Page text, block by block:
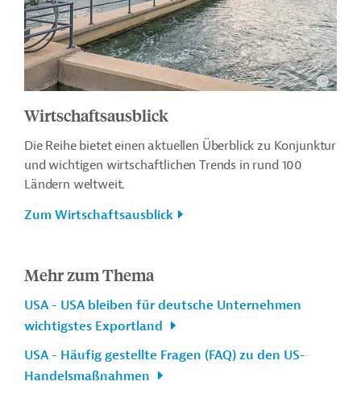
Wirtschaftsausblick
Die Reihe bietet einen aktuellen Überblick zu Konjunktur
und wichtigen wirtschaftlichen Trends in rund 100
Ländern weltweit.
Zum Wirtschaftsausblick
Mehr zum Thema
USA - USA bleiben für deutsche Unternehmen
wichtigstes Exportland
USA - Häufig gestellte Fragen (FAQ) zu den US-
Handelsmaßnahmen